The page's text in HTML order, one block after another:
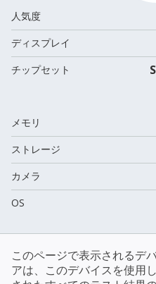
人気度
ディスプレイ
チップセット
メモリ
ストレージ
カメラ
OS
このページで表示されるデ
アは、このデバイスを使用